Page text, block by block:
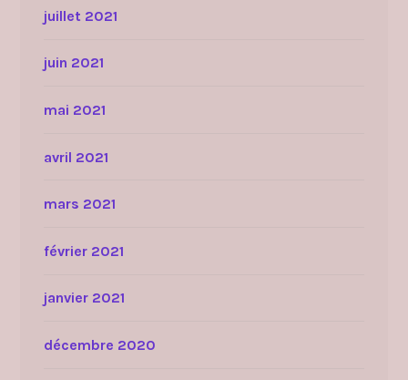
juillet 2021
juin 2021
mai 2021
avril 2021
mars 2021
février 2021
janvier 2021
décembre 2020